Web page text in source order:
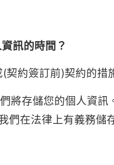
訊的時間？
約簽訂前)契約的措
將存儲您的個人資
們在法律上有義務儲